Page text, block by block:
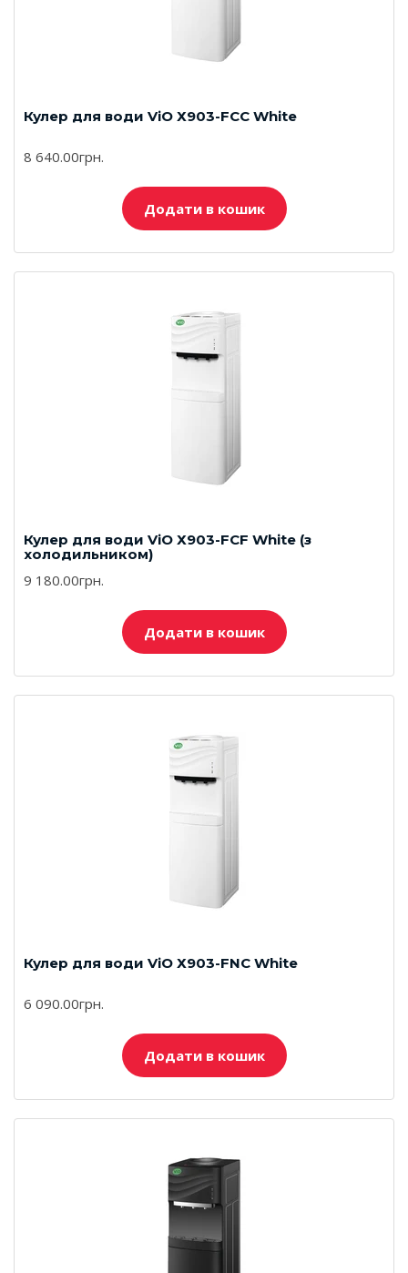
Кулер для води ViO Х903-FCC White
8 640.00грн.
Додати в кошик
Кулер для води ViO Х903-FCF White (з
холодильником)
9 180.00грн.
Додати в кошик
Кулер для води ViO Х903-FNC White
6 090.00грн.
Додати в кошик